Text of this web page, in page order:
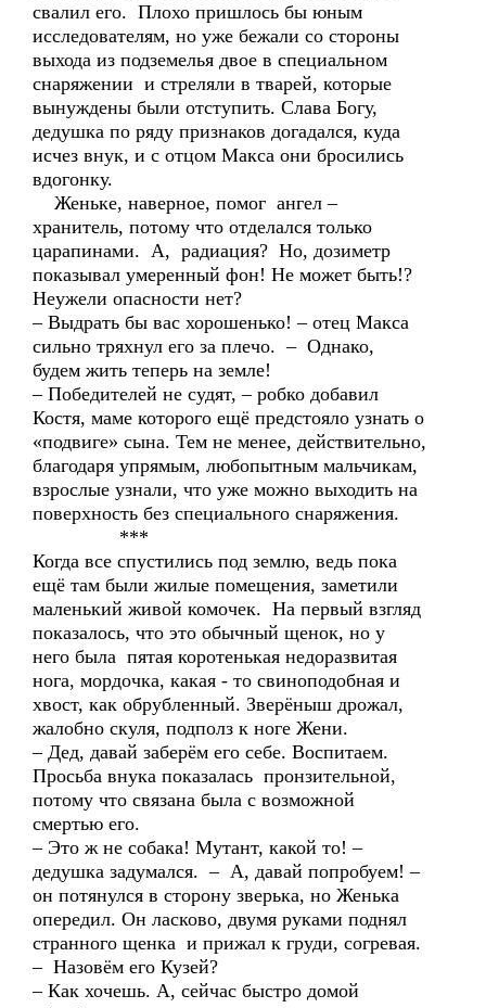
свалил его. Плохо пришлось бы юным
исследователям, но уже бежали со стороны
выхода из подземелья двое в специальном
снаряжении и стреляли в тварей, которые
вынуждены были отступить. Слава Богу,
дедушка по ряду признаков догадался, куда
исчез внук, и с отцом Макса они бросились
вдогонку.
Женьке, наверное, помог ангел –
хранитель, потому что отделался только
царапинами. А, радиация? Но, дозиметр
показывал умеренный фон! Не может быть!?
Неужели опасности нет?
– Выдрать бы вас хорошенько! – отец Макса
сильно тряхнул его за плечо. – Однако,
будем жить теперь на земле!
– Победителей не судят, – робко добавил
Костя, маме которого ещё предстояло узнать о
«подвиге» сына. Тем не менее, действительно,
благодаря упрямым, любопытным мальчикам,
взрослые узнали, что уже можно выходить на
поверхность без специального снаряжения.
***
Когда все спустились под землю, ведь пока
ещё там были жилые помещения, заметили
маленький живой комочек. На первый взгляд
показалось, что это обычный щенок, но у
него была пятая коротенькая недоразвитая
нога, мордочка, какая - то свиноподобная и
хвост, как обрубленный. Зверёныш дрожал,
жалобно скуля, подполз к ноге Жени.
– Дед, давай заберём его себе. Воспитаем.
Просьба внука показалась пронзительной,
потому что связана была с возможной
смертью его.
– Это ж не собака! Мутант, какой то! –
дедушка задумался. – А, давай попробуем! –
он потянулся в сторону зверька, но Женька
опередил. Он ласково, двумя руками поднял
странного щенка и прижал к груди, согревая.
– Назовём его Кузей?
– Как хочешь. А, сейчас быстро домой